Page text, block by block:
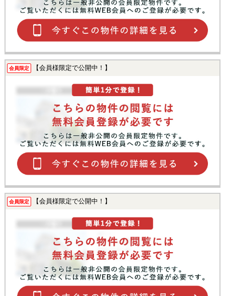
会員限定 【会員様限定で公開中！】
会員限定 【会員様限定で公開中！】